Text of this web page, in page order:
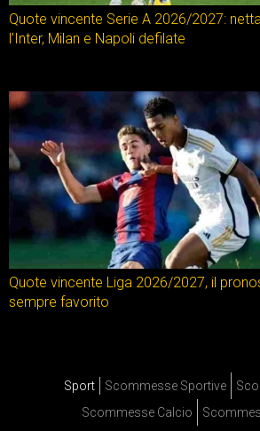
Quote vincente Serie A 2026/2027:
l’Inter, Milan e Napoli defilate
Quote vincente Liga 2026/2027, il
sempre favorito
Sport Scommesse Sportive
Scommesse Calcio